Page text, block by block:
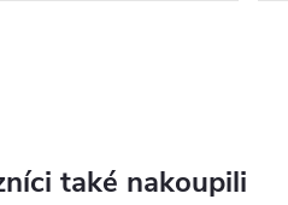
také nakoupili